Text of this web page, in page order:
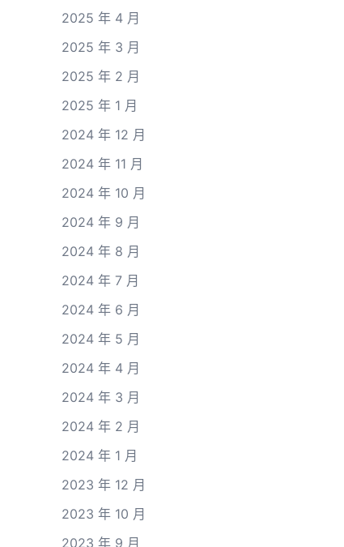
2025 年 4 月
2025 年 3 月
2025 年 2 月
2025 年 1 月
2024 年 12 月
2024 年 11 月
2024 年 10 月
2024 年 9 月
2024 年 8 月
2024 年 7 月
2024 年 6 月
2024 年 5 月
2024 年 4 月
2024 年 3 月
2024 年 2 月
2024 年 1 月
2023 年 12 月
2023 年 10 月
2023 年 9 月